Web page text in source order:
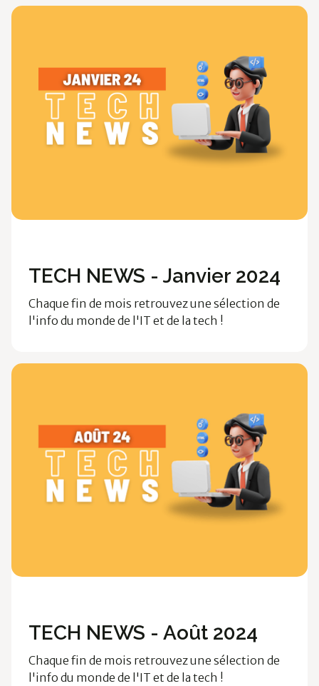
Ossia News
TECH NEWS - Janvier 2024
Chaque fin de mois retrouvez une sélection de
l'info du monde de l'IT et de la tech !
Ossia News
TECH NEWS - Août 2024
Chaque fin de mois retrouvez une sélection de
l'info du monde de l'IT et de la tech !